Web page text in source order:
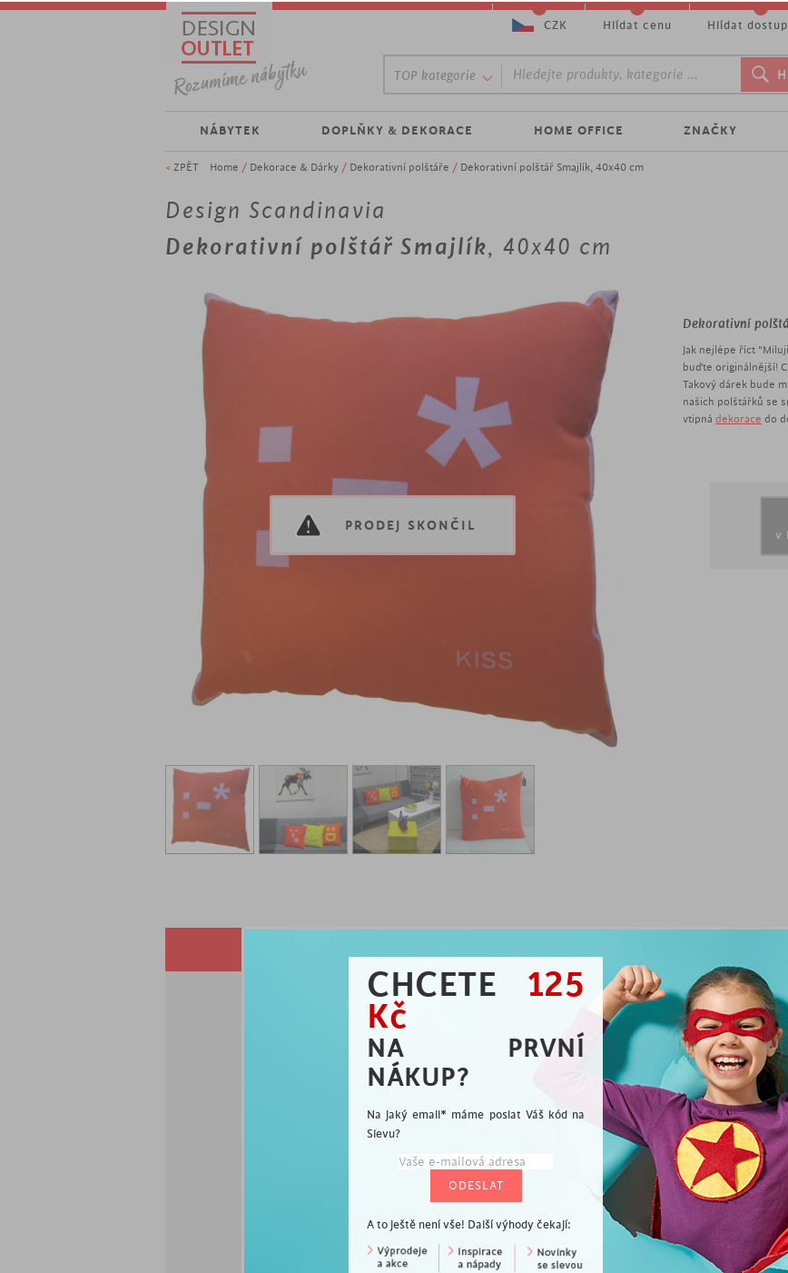
CHCETE
125
Kč
NA PRVNÍ
NÁKUP?
Na jaký email* máme poslat Váš kód na
Slevu?
A to ještě není vše! Další výhody čekají:
< ZPĚT Home / Dekorace & Dárky / Dekorativní polštáře / Dekorativní polštář Smajlík, 40x40 cm
Design Scandinavia
Dekorativní polštář Smajlík, 40x40 cm
PRODEJ SKONČIL
Dekorativní
Jak nejlépe říct
buďte originálnější!
Takový dárek bude
našich polštářků se
vtipná dekorace do
v
POPIS VÝROBKU
Jak nejlépe říct "Miluji tě"? Můžete sice zkusit květinu nebo
se smajlíkem
znázorňujícím polibek? Takový dárek bude mluvit za vás a beze slov.
Ať už vyberete kterýkoli z našich polštářků se smajlíky, poslouží vám
nejen jako dárek, ale také jako vtipnádekorace
do dětského či
TOP kategorie
NÁBYTEK DOPLŇKY & DEKORACE HOME OFFICE ZNAČKY
CZK Hlídat cenu Hlídat